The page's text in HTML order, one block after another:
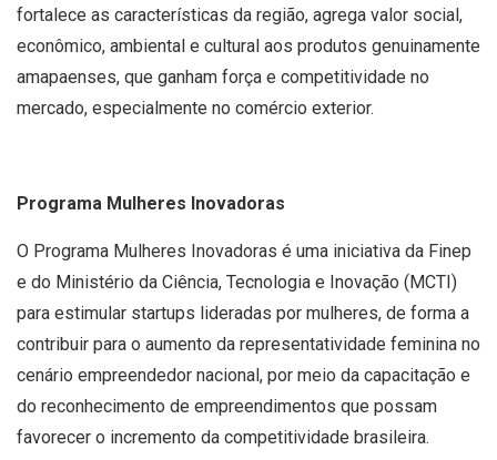
fortalece as características da região, agrega valor social,
econômico, ambiental e cultural aos produtos genuinamente
amapaenses, que ganham força e competitividade no
mercado, especialmente no comércio exterior.
Programa Mulheres Inovadoras
O Programa Mulheres Inovadoras é uma iniciativa da Finep
e do Ministério da Ciência, Tecnologia e Inovação (MCTI)
para estimular startups lideradas por mulheres, de forma a
contribuir para o aumento da representatividade feminina no
cenário empreendedor nacional, por meio da capacitação e
do reconhecimento de empreendimentos que possam
favorecer o incremento da competitividade brasileira.